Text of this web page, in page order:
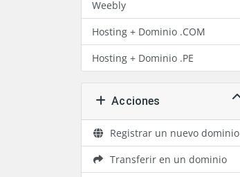
Weebly
Hosting + Dominio .COM
Hosting + Dominio .PE
Acciones
Registrar un nuevo dominio
Transferir en un dominio